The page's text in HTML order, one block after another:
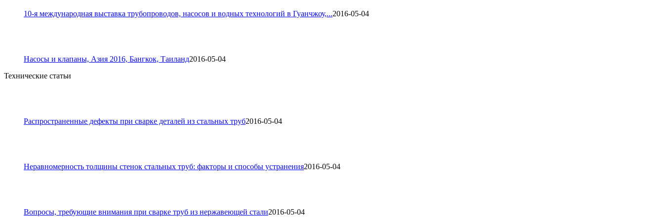
10-я международная выставка трубопроводов, насосов и водных технологий в Гуанчжоу,...2016-05-04
Насосы и клапаны, Азия 2016, Бангкок, Таиланд2016-05-04
Технические статьи
Распространенные дефекты при сварке деталей из стальных труб2016-05-04
Неравномерность толщины стенок стальных труб: факторы и способы устранения2016-05-04
Вопросы, требующие внимания при сварке труб из нержавеющей стали2016-05-04